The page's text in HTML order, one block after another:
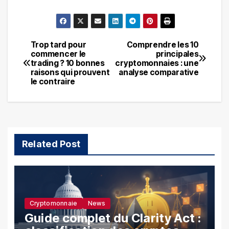
Navigation
de
Comprendre les 10
principales
cryptomonnaies : une
analyse comparative
Trop tard pour
commencer le
trading ? 10 bonnes
raisons qui prouvent
le contraire
Related Post
Cryptomonnaie News
Guide complet du Clarity Act :